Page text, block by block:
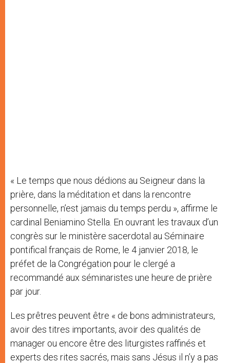
« Le temps que nous dédions au Seigneur dans la
prière, dans la méditation et dans la rencontre
personnelle, n’est jamais du temps perdu », affirme le
cardinal Beniamino Stella. En ouvrant les travaux d’un
congrès sur le ministère sacerdotal au Séminaire
pontifical français de Rome, le 4 janvier 2018, le
préfet de la Congrégation pour le clergé a
recommandé aux séminaristes une heure de prière
par jour.
Les prêtres peuvent être « de bons administrateurs,
avoir des titres importants, avoir des qualités de
manager ou encore être des liturgistes raffinés et
experts des rites sacrés, mais sans Jésus il n’y a pas